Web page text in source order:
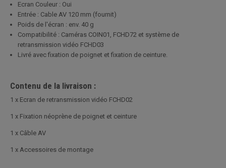
Ecran Couleur : Oui
Entrée : Cable AV 120 mm (fournit)
Poids de l'écran : env. 40 g
Compatibilité : Caméras COIN01, FCHD72 et système de
retransmission vidéo FCHD03
Livré avec fixation de poignet et fixation de ceinture.
Contenu de la livraison :
1 x Ecran de retransmission vidéo FCHD02
1 x Fixation néoprène de poignet et ceinture
1 x Câble AV
1 x Accessoires de montage